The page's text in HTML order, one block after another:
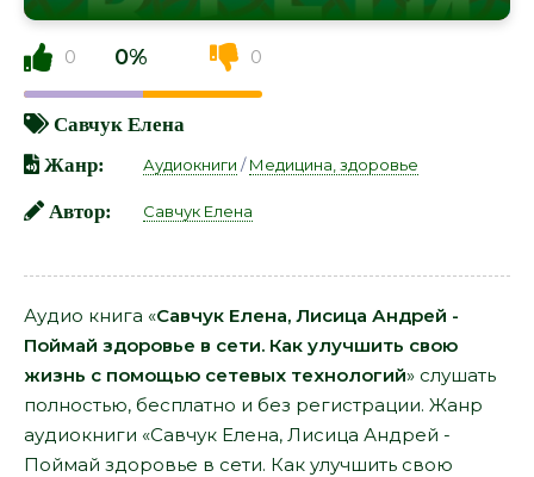
0 0% 0
Савчук Елена
Жанр:
Аудиокниги /Медицина, здоровье
Автор: Савчук Елена
Аудио книга «Савчук Елена, Лисица Андрей -
Поймай здоровье в сети. Как улучшить свою
жизнь с помощью сетевых технологий» слушать
полностью, бесплатно и без регистрации. Жанр
аудиокниги «Савчук Елена, Лисица Андрей -
Поймай здоровье в сети. Как улучшить свою